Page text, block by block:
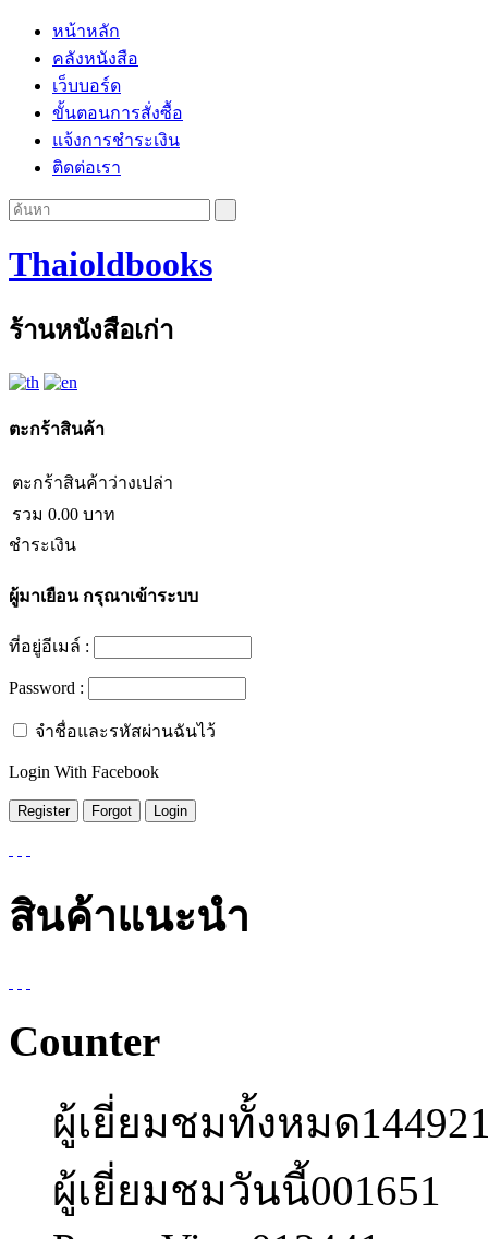
หน้าหลัก
คลังหนังสือ
เว็บบอร์ด
ขั้นตอนการสั่งซื้อ
แจ้งการชำระเงิน
ติดต่อเรา
Thaioldbooks
ร้านหนังสือเก่า
ตะกร้าสินค้า
ตะกร้าสินค้าว่างเปล่า
รวม 0.00 บาท
ชำระเงิน
ผู้มาเยือนกรุณาเข้าระบบ
ที่อยู่อีเมล์ :
Password :
จำชื่อและรหัสผ่านฉันไว้
Login With Facebook
สินค้าแนะนำ
Counter
ผู้เยี่ยมชมทั้งหมด
ผู้เยี่ยมชมวันนี้001651